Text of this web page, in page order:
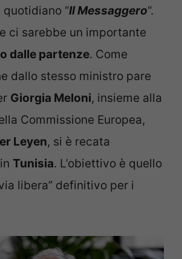
“Il Messaggero“.
ci sarebbe un importante
dalle partenze. Come
dallo stesso ministro pare
Giorgia Meloni, insieme alla
Commissione Europea,
Leyen, si è recata
Tunisia. L’obiettivo è quello
libera” definitivo per i